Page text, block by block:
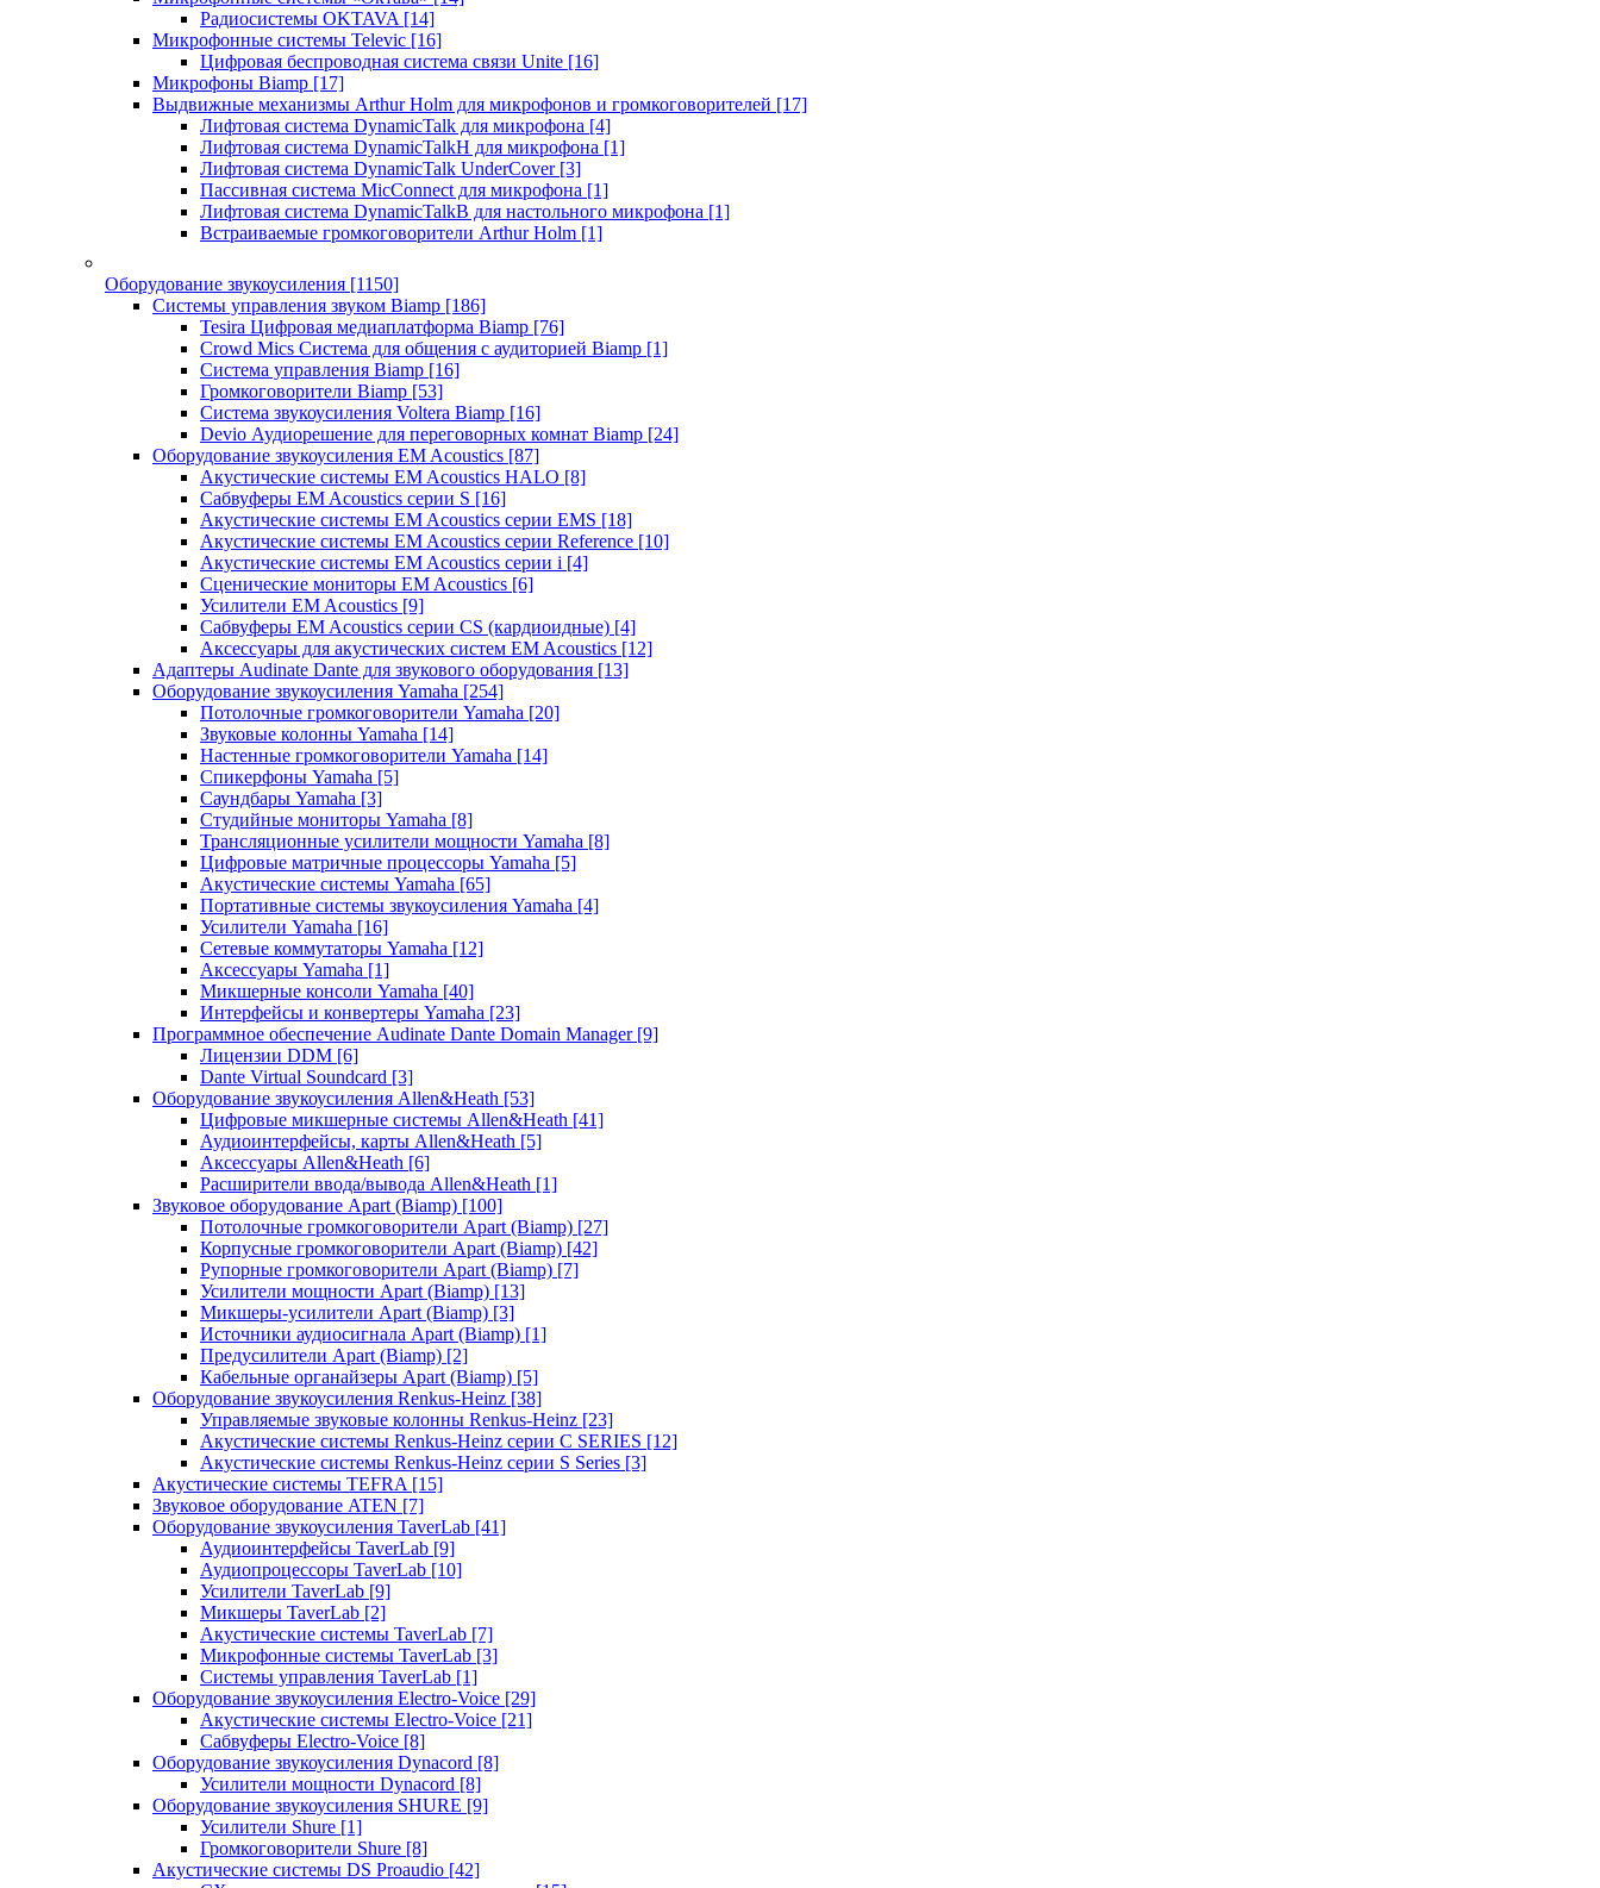
Радиосистемы OKTAVA [14]
Микрофонные системы Televic [16]
Цифровая беспроводная система связи Unite [16]
Микрофоны Biamp [17]
Выдвижные механизмы Arthur Holm для микрофонов и громкоговорителей [17]
Лифтовая система DynamicTalk для микрофона [4]
Лифтовая система DynamicTalkH для микрофона [1]
Лифтовая система DynamicTalk UnderCover [3]
Пассивная система MicConnect для микрофона [1]
Лифтовая система DynamicTalkB для настольного микрофона [1]
Встраиваемые громкоговорители Arthur Holm [1]
Оборудование звукоусиления [1150]
Системы управления звуком Biamp [186]
Tesira Цифровая медиаплатформа Biamp [76]
Crowd Mics Система для общения с аудиторией Biamp [1]
Система управления Biamp [16]
Громкоговорители Biamp [53]
Система звукоусиления Voltera Biamp [16]
Devio Аудиорешение для переговорных комнат Biamp [24]
Оборудование звукоусиления EM Acoustics [87]
Акустические системы EM Acoustics HALO [8]
Сабвуферы EM Acoustics серии S [16]
Акустические системы EM Acoustics серии EMS [18]
Акустические системы EM Acoustics серии Reference [10]
Акустические системы EM Acoustics серии i [4]
Сценические мониторы EM Acoustics [6]
Усилители EM Acoustics [9]
Сабвуферы EM Acoustics серии CS (кардиоидные) [4]
Аксессуары для акустических систем EM Acoustics [12]
Адаптеры Audinate Dante для звукового оборудования [13]
Оборудование звукоусиления Yamaha [254]
Потолочные громкоговорители Yamaha [20]
Звуковые колонны Yamaha [14]
Настенные громкоговорители Yamaha [14]
Спикерфоны Yamaha [5]
Саундбары Yamaha [3]
Студийные мониторы Yamaha [8]
Трансляционные усилители мощности Yamaha [8]
Цифровые матричные процессоры Yamaha [5]
Акустические системы Yamaha [65]
Портативные системы звукоусиления Yamaha [4]
Усилители Yamaha [16]
Сетевые коммутаторы Yamaha [12]
Аксессуары Yamaha [1]
Микшерные консоли Yamaha [40]
Интерфейсы и конвертеры Yamaha [23]
Программное обеспечение Audinate Dante Domain Manager [9]
Лицензии DDM [6]
Dante Virtual Soundcard [3]
Оборудование звукоусиления Allen&Heath [53]
Цифровые микшерные системы Allen&Heath [41]
Аудиоинтерфейсы, карты Allen&Heath [5]
Аксессуары Allen&Heath [6]
Расширители ввода/вывода Allen&Heath [1]
Звуковое оборудование Apart (Biamp) [100]
Потолочные громкоговорители Apart (Biamp) [27]
Корпусные громкоговорители Apart (Biamp) [42]
Рупорные громкоговорители Apart (Biamp) [7]
Усилители мощности Apart (Biamp) [13]
Микшеры-усилители Apart (Biamp) [3]
Источники аудиосигнала Apart (Biamp) [1]
Предусилители Apart (Biamp) [2]
Кабельные органайзеры Apart (Biamp) [5]
Оборудование звукоусиления Renkus-Heinz [38]
Управляемые звуковые колонны Renkus-Heinz [23]
Акустические системы Renkus-Heinz серии C SERIES [12]
Акустические системы Renkus-Heinz серии S Series [3]
Акустические системы TEFRA [15]
Звуковое оборудование ATEN [7]
Оборудование звукоусиления TaverLab [41]
Аудиоинтерфейсы TaverLab [9]
Аудиопроцессоры TaverLab [10]
Усилители TaverLab [9]
Микшеры TaverLab [2]
Акустические системы TaverLab [7]
Микрофонные системы TaverLab [3]
Системы управления TaverLab [1]
Оборудование звукоусиления Electro-Voice [29]
Акустические системы Electro-Voice [21]
Сабвуферы Electro-Voice [8]
Оборудование звукоусиления Dynacord [8]
Усилители мощности Dynacord [8]
Оборудование звукоусиления SHURE [9]
Усилители Shure [1]
Громкоговорители Shure [8]
Акустические системы DS Proaudio [42]